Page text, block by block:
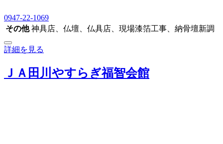
0947-22-1069
その他 神具店、仏壇、仏具店、現場漆箔工事、納骨壇新調
詳細を見る
ＪＡ田川やすらぎ福智会館